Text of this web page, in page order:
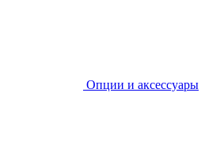
Опции и аксессуары